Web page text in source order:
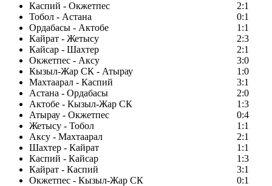
Каспий - Окжетпес
2:1
Тобол - Астана
0:1
Ордабасы - Актобе
1:1
Кайрат - Жетысу
2:3
Кайсар - Шахтер
2:1
Окжетпес - Аксу
3:0
Кызыл-Жар СК - Атырау
1:0
Махтаарал - Каспий
3:1
Астана - Ордабасы
2:0
Актобе - Кызыл-Жар СК
1:3
Атырау - Окжетпес
0:4
Жетысу - Тобол
1:1
Аксу - Махтаарал
2:1
Шахтер - Кайрат
1:1
Каспий - Кайсар
1:3
Кайрат - Каспий
3:1
Окжетпес - Кызыл-Жар СК
0:1